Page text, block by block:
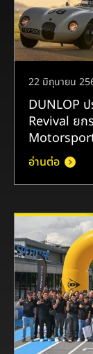
22 มิถุนายน
DUNLOP
Revival ย
อ่านต่อ